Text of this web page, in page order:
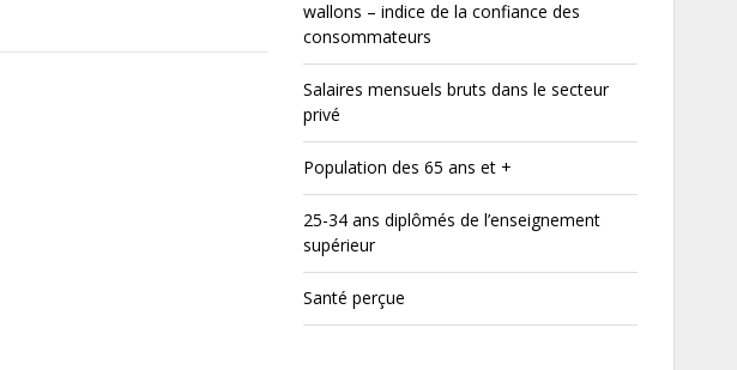
wallons – indice de la confiance des
consommateurs
Salaires mensuels bruts dans le secteur
privé
Population des 65 ans et +
25-34 ans diplômés de l’enseignement
supérieur
Santé perçue